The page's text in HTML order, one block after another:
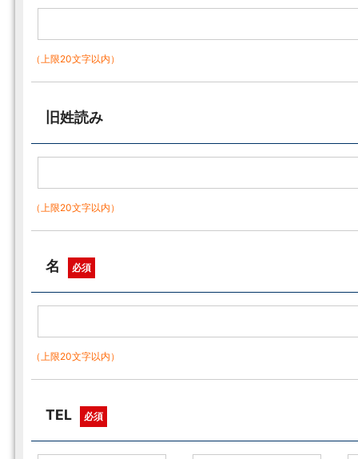
（上限20文字以内）
旧姓読み
（上限20文字以内）
名 必須
（上限20文字以内）
TEL 必須